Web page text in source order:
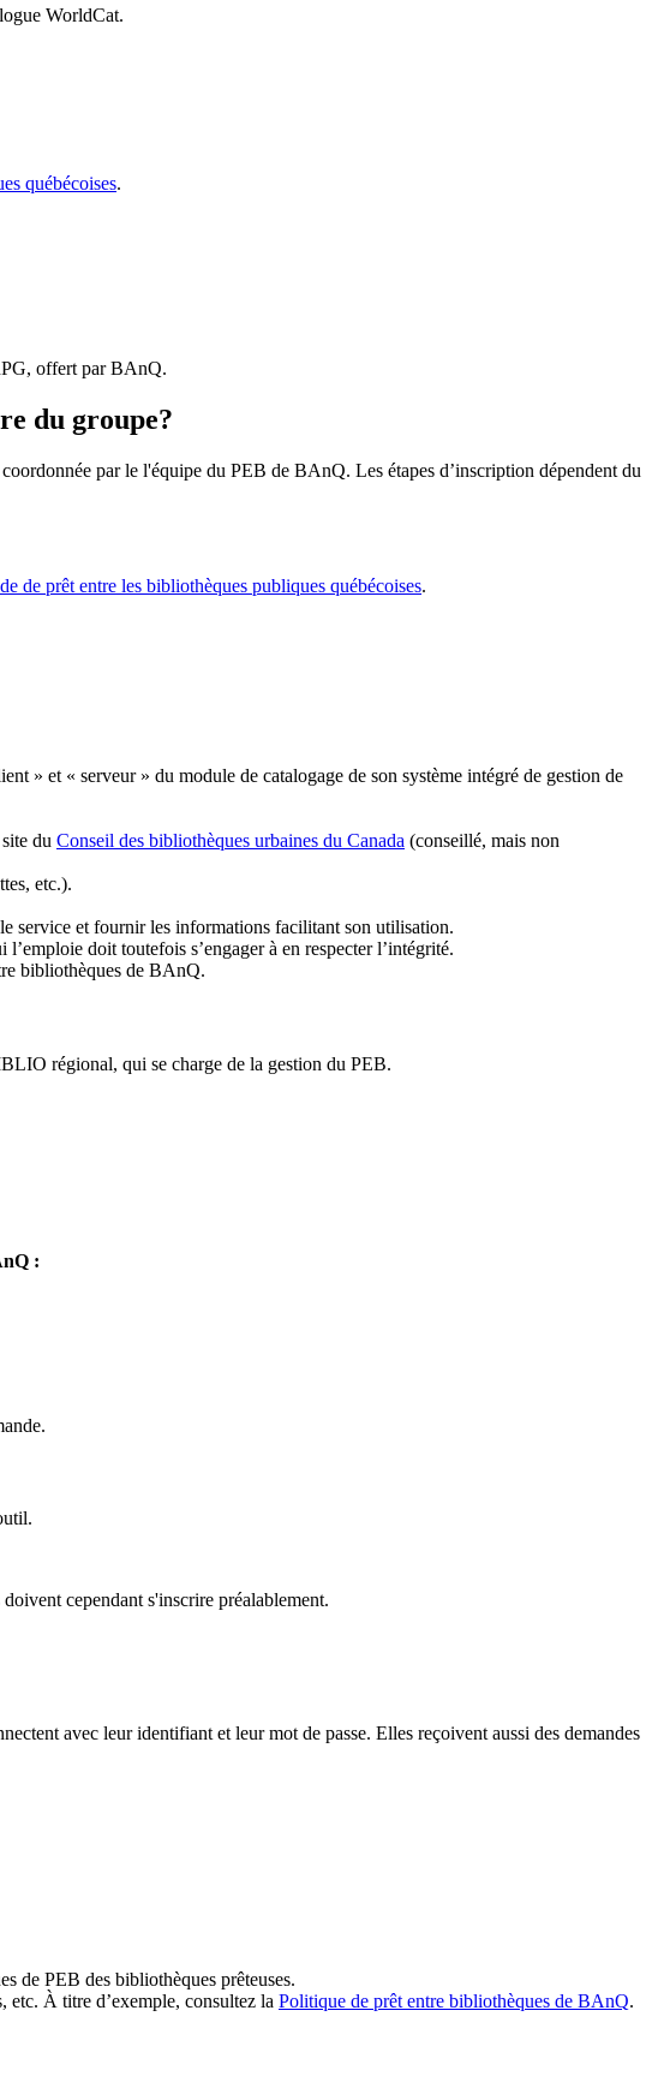
WorldCat.
québécoises.
offert par BAnQ.
du groupe?
par le l'équipe du PEB de BAnQ. Les étapes d’inscription dépendent du
de prêt entre les bibliothèques publiques québécoises.
» et « serveur » du module de catalogage de son système intégré de gestion de
du Conseil des bibliothèques urbaines du Canada (conseillé, mais non
etc.).
service et fournir les informations facilitant son utilisation.
doit toutefois s’engager à en respecter l’intégrité.
bibliothèques de BAnQ.
régional, qui se charge de la gestion du PEB.
:
cependant s'inscrire préalablement.
avec leur identifiant et leur mot de passe. Elles reçoivent aussi des demandes
de PEB des bibliothèques prêteuses.
etc. À titre d’exemple, consultez la Politique de prêt entre bibliothèques de BAnQ.